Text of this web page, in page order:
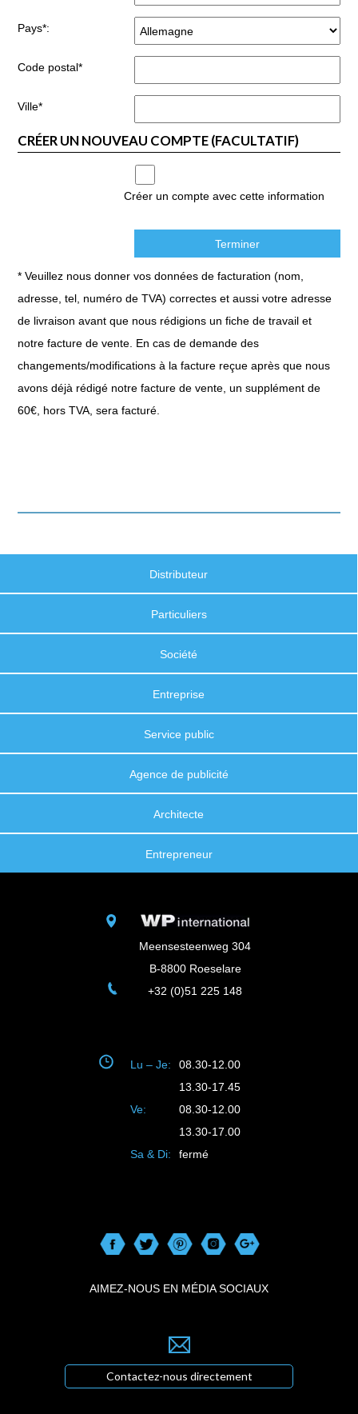
Pays*:
Code postal*
Ville*
CRÉER UN NOUVEAU COMPTE (FACULTATIF)
Créer un compte avec cette information
* Veuillez nous donner vos données de facturation (nom,
adresse, tel, numéro de TVA) correctes et aussi votre adresse
de livraison avant que nous rédigions un fiche de travail et
notre facture de vente. En cas de demande des
changements/modifications à la facture reçue après que nous
avons déjà rédigé notre facture de vente, un supplément de
60€, hors TVA, sera facturé.
Distributeur
Particuliers
Société
Entreprise
Service public
Agence de publicité
Architecte
Entrepreneur
Meensesteenweg 304
B-8800 Roeselare
+32 (0)51 225 148
Lu – Je:
08.30-12.00
13.30-17.45
Ve:
08.30-12.00
13.30-17.00
Sa & Di:
fermé
AIMEZ-NOUS EN MÉDIA SOCIAUX
Contactez-nous directement